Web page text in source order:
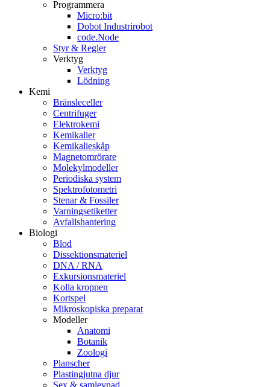
Programmera
Micro:bit
Dobot Industrirobot
code.Node
Styr & Regler
Verktyg
Verktyg
Lödning
Kemi
Bränsleceller
Centrifuger
Elektrokemi
Kemikalier
Kemikalieskåp
Magnetomrörare
Molekylmodeller
Periodiska system
Spektrofotometri
Stenar & Fossiler
Varningsetiketter
Avfallshantering
Biologi
Blod
Dissektionsmateriel
DNA / RNA
Exkursionsmateriel
Kolla kroppen
Kortspel
Mikroskopiska preparat
Modeller
Anatomi
Botanik
Zoologi
Planscher
Plastingjutna djur
Sex & samlevnad